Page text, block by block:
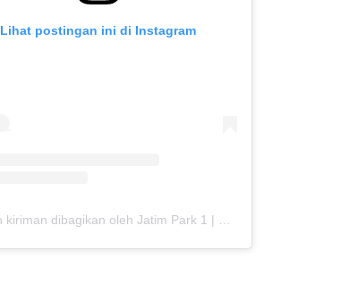
Lihat postingan ini di Instagram
Sebuah kiriman dibagikan oleh Jatim Park 1 | Official (@jatimparksatu)